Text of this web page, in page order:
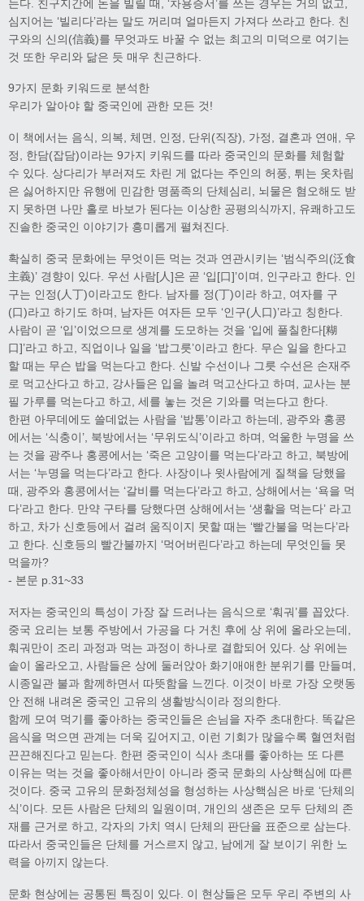
는다. 친구지간에 돈을 빌릴 때, ‘차용증서’를 쓰는 경우는 거의 없고,
심지어는 ‘빌리다’라는 말도 꺼리며 얼마든지 가져다 쓰라고 한다. 친
구와의 신의(信義)를 무엇과도 바꿀 수 없는 최고의 미덕으로 여기는
것 또한 우리와 닮은 듯 매우 친근하다.
9가지 문화 키워드로 분석한
우리가 알아야 할 중국인에 관한 모든 것!
이 책에서는 음식, 의복, 체면, 인정, 단위(직장), 가정, 결혼과 연애, 우
정, 한담(잡담)이라는 9가지 키워드를 따라 중국인의 문화를 체험할
수 있다. 상다리가 부러져도 차린 게 없다는 주인의 허풍, 튀는 옷차림
은 싫어하지만 유행에 민감한 명품족의 단체심리, 뇌물은 혐오해도 받
지 못하면 나만 홀로 바보가 된다는 이상한 공평의식까지, 유쾌하고도
진솔한 중국인 이야기가 흥미롭게 펼쳐진다.
확실히 중국 문화에는 무엇이든 먹는 것과 연관시키는 ‘범식주의(泛食
主義)’ 경향이 있다. 우선 사람[人]은 곧 ‘입[口]’이며, 인구라고 한다. 인
구는 인정(人丁)이라고도 한다. 남자를 정(丁)이라 하고, 여자를 구
(口)라고 하기도 하며, 남자든 여자든 모두 ‘인구(人口)’라고 칭한다.
사람이 곧 ‘입’이었으므로 생계를 도모하는 것을 ‘입에 풀칠한다[糊
口]’라고 하고, 직업이나 일을 ‘밥그릇’이라고 한다. 무슨 일을 한다고
할 때는 무슨 밥을 먹는다고 한다. 신발 수선이나 그릇 수선은 손재주
로 먹고산다고 하고, 강사들은 입을 놀려 먹고산다고 하며, 교사는 분
필 가루를 먹는다고 하고, 세를 놓는 것은 기와를 먹는다고 한다.
한편 아무데에도 쓸데없는 사람을 ‘밥통’이라고 하는데, 광주와 홍콩
에서는 ‘식충이’, 북방에서는 ‘무위도식’이라고 하며, 억울한 누명을 쓰
는 것을 광주나 홍콩에서는 ‘죽은 고양이를 먹는다’라고 하고, 북방에
서는 ‘누명을 먹는다’라고 한다. 사장이나 윗사람에게 질책을 당했을
때, 광주와 홍콩에서는 ‘갈비를 먹는다’라고 하고, 상해에서는 ‘욕을 먹
다’라고 한다. 만약 구타를 당했다면 상해에서는 ‘생활을 먹는다’ 라고
하고, 차가 신호등에서 걸려 움직이지 못할 때는 ‘빨간불을 먹는다’라
고 한다. 신호등의 빨간불까지 ‘먹어버린다’라고 하는데 무엇인들 못
먹을까?
- 본문 p.31~33
저자는 중국인의 특성이 가장 잘 드러나는 음식으로 ‘훠궈’를 꼽았다.
중국 요리는 보통 주방에서 가공을 다 거친 후에 상 위에 올라오는데,
훠궈만이 조리 과정과 먹는 과정이 하나로 결합되어 있다. 상 위에는
솥이 올라오고, 사람들은 상에 둘러앉아 화기애애한 분위기를 만들며,
시종일관 불과 함께하면서 따뜻함을 느낀다. 이것이 바로 가장 오랫동
안 전해 내려온 중국인 고유의 생활방식이라 정의한다.
함께 모여 먹기를 좋아하는 중국인들은 손님을 자주 초대한다. 똑같은
음식을 먹으면 관계는 더욱 깊어지고, 이런 기회가 많을수록 혈연처럼
끈끈해진다고 믿는다. 한편 중국인이 식사 초대를 좋아하는 또 다른
이유는 먹는 것을 좋아해서만이 아니라 중국 문화의 사상핵심에 따른
것이다. 중국 고유의 문화정체성을 형성하는 사상핵심은 바로 ‘단체의
식’이다. 모든 사람은 단체의 일원이며, 개인의 생존은 모두 단체의 존
재를 근거로 하고, 각자의 가치 역시 단체의 판단을 표준으로 삼는다.
따라서 중국인들은 단체를 거스르지 않고, 남에게 잘 보이기 위한 노
력을 아끼지 않는다.
문화 현상에는 공통된 특징이 있다. 이 현상들은 모두 우리 주변의 사